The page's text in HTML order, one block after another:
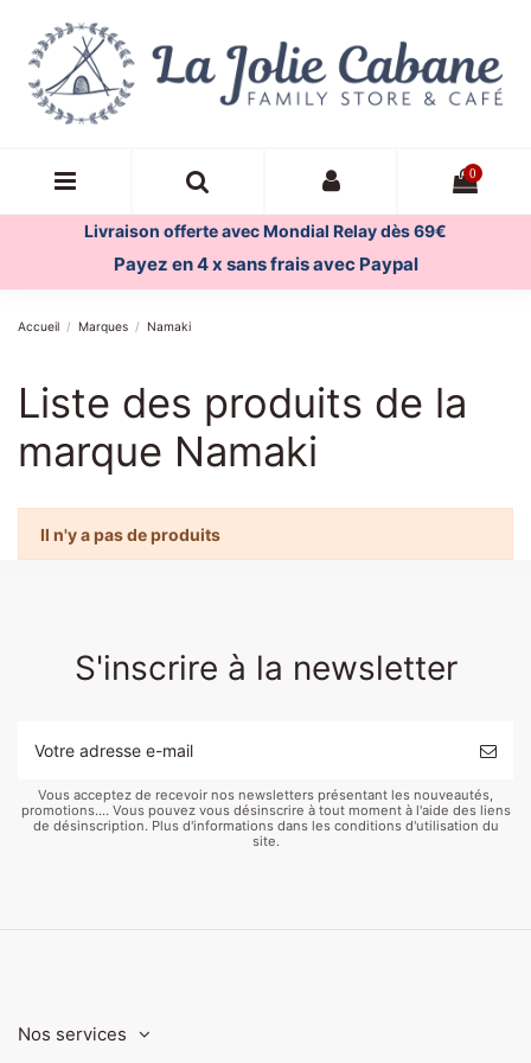
0
Livraison offerte avec Mondial Relay dès 69€
Payez en 4 x sans frais avec Paypal
Accueil Marques Namaki
Liste des produits de la
marque Namaki
Il n'y a pas de produits
S'inscrire à la newsletter
Vous acceptez de recevoir nos newsletters présentant les nouveautés,
promotions.... Vous pouvez vous désinscrire à tout moment à l'aide des liens
de désinscription. Plus d'informations dans les conditions d'utilisation du
site.
Nos services